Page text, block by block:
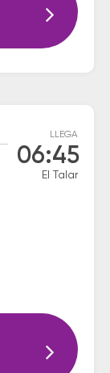
LLEGA
06:45
El Talar